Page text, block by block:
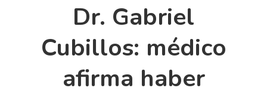
Dr. Gabriel
Cubillos: médico
afirma haber